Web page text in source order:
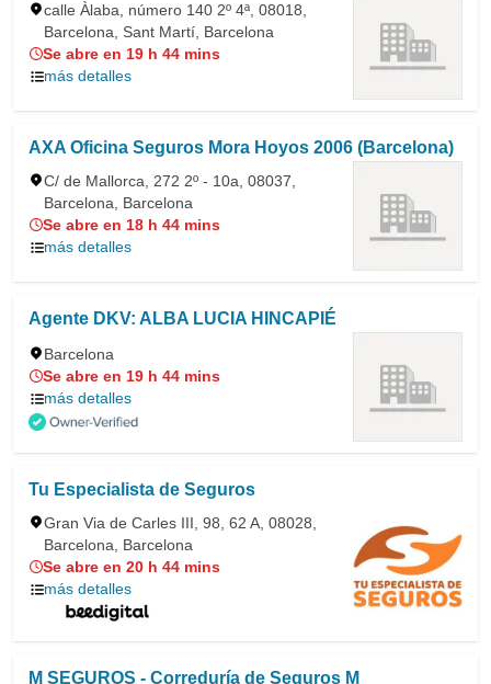
calle Àlaba, número 140 2º 4ª, 08018,
Barcelona, Sant Martí, Barcelona
Se abre en 19 h 44 mins
más detalles
AXA Oficina Seguros Mora Hoyos 2006 (Barcelona)
C/ de Mallorca, 272 2º - 10a, 08037,
Barcelona, Barcelona
Se abre en 18 h 44 mins
más detalles
Agente DKV: ALBA LUCIA HINCAPIÉ
Barcelona
Se abre en 19 h 44 mins
más detalles
Tu Especialista de Seguros
Gran Via de Carles III, 98, 62 A, 08028,
Barcelona, Barcelona
Se abre en 20 h 44 mins
más detalles
M SEGUROS - Correduría de Seguros M